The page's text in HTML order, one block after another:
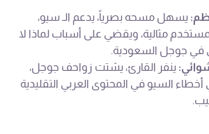
يسهل مسحه بصرياً، يدعم الـ سيو،
مثالية، ويقضي على أسباب لماذا لا
جوجل السعودية.
ينفر القارئ، يشتت زواحف جوجل،
أخطاء السيو في المحتوى العربي التقليدية